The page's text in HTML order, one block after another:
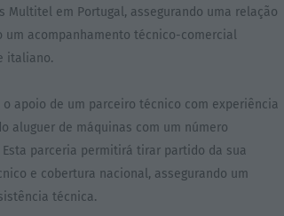
em Portugal, assegurando uma relação
acompanhamento técnico-comercial
italiano.
apoio de um parceiro técnico com experiência
aluguer de máquinas com um número
parceria permitirá tirar partido da sua
e cobertura nacional, assegurando um
técnica.